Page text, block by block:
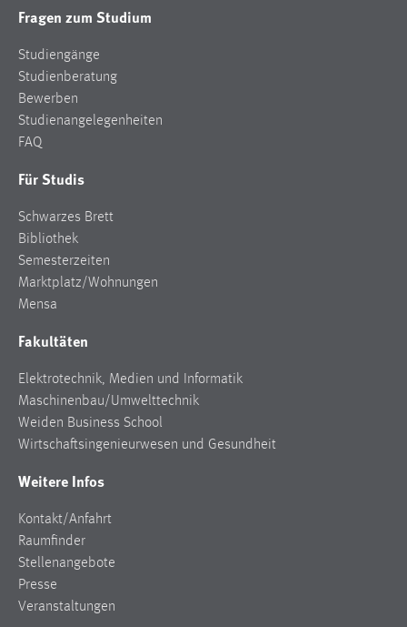
Fragen zum Studium
Studiengänge
Studienberatung
Bewerben
Studienangelegenheiten
FAQ
Für Studis
Schwarzes Brett
Bibliothek
Semesterzeiten
Marktplatz/Wohnungen
Mensa
Fakultäten
Elektrotechnik, Medien und Informatik
Maschinenbau/Umwelttechnik
Weiden Business School
Wirtschaftsingenieurwesen und Gesundheit
Weitere Infos
Kontakt/Anfahrt
Raumfinder
Stellenangebote
Presse
Veranstaltungen